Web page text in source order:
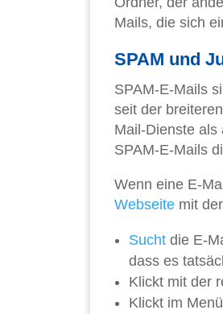
Mails, die sich
SPAM und
SPAM-E-Mails
seit der
Mail-Dienste als
SPAM-E-Mails
Wenn eine E-
Webseite mit
Sucht die E-
dass es
Klickt mit der
Klickt im